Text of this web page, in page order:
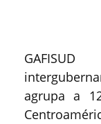
agrupa a